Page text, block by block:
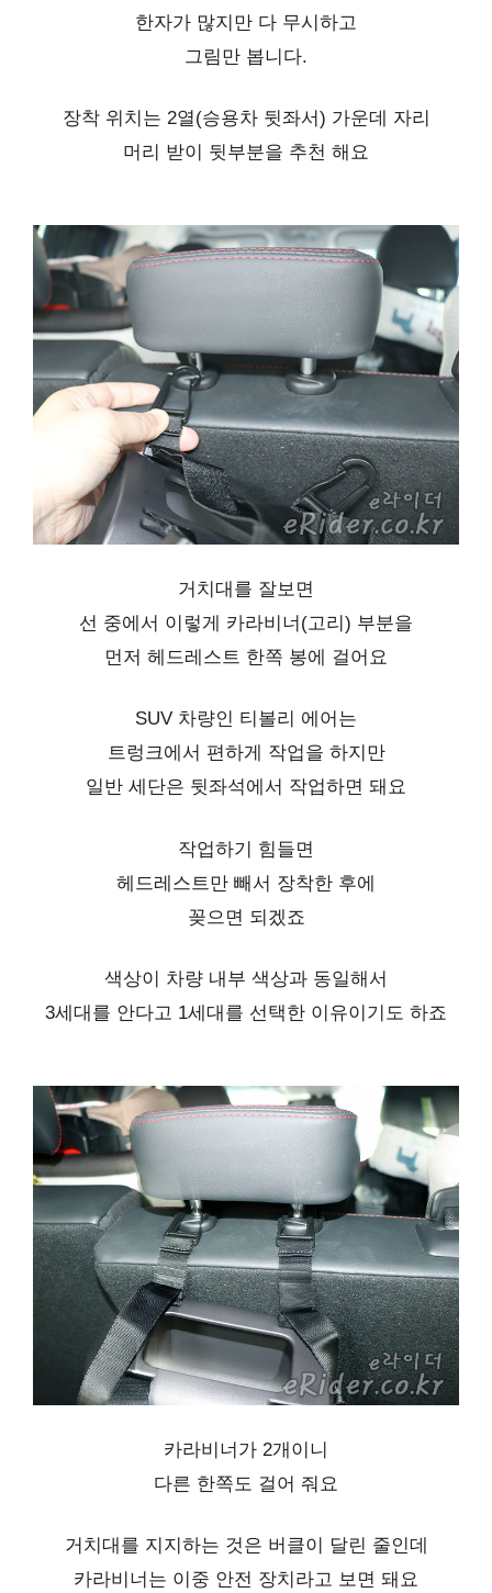
한자가 많지만 다 무시하고
그림만 봅니다.
장착 위치는 2열(승용차 뒷좌서) 가운데 자리
머리 받이 뒷부분을 추천 해요
거치대를 잘보면
선 중에서 이렇게 카라비너(고리) 부분을
먼저 헤드레스트 한쪽 봉에 걸어요
SUV 차량인 티볼리 에어는
트렁크에서 편하게 작업을 하지만
일반 세단은 뒷좌석에서 작업하면 돼요
작업하기 힘들면
헤드레스트만 빼서 장착한 후에
꽂으면 되겠죠
색상이 차량 내부 색상과 동일해서
3세대를 안다고 1세대를 선택한 이유이기도 하죠
카라비너가 2개이니
다른 한쪽도 걸어 줘요
거치대를 지지하는 것은 버클이 달린 줄인데
카라비너는 이중 안전 장치라고 보면 돼요